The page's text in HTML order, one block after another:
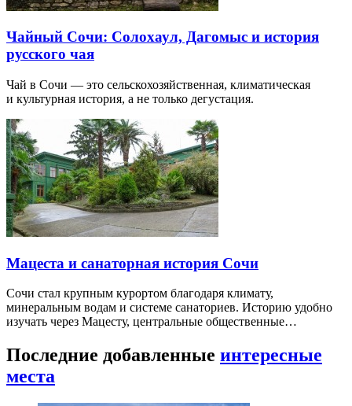
Чайный Сочи: Солохаул, Дагомыс и история
русского чая
Чай в Сочи — это сельскохозяйственная, климатическая
и культурная история, а не только дегустация.
Мацеста и санаторная история Сочи
Сочи стал крупным курортом благодаря климату,
минеральным водам и системе санаториев. Историю удобно
изучать через Мацесту, центральные общественные…
Последние добавленные интересные
места